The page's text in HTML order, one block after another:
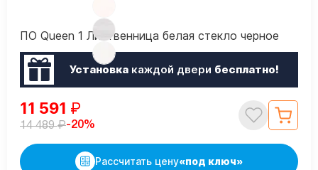
ПО Queen 1 Лиственница белая стекло черное
Установкакаждой двери бесплатно!
11 591 ₽
14 489₽-20%
Рассчитать цену«под ключ»